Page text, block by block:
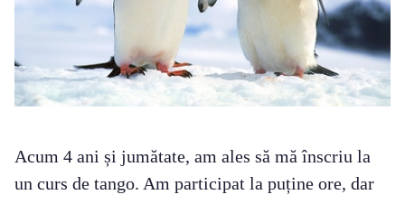
Acum 4 ani și jumătate, am ales să mă înscriu la
un curs de tango. Am participat la puține ore, dar